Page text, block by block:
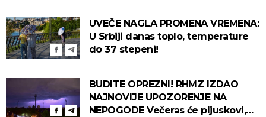
UVEČE NAGLA PROMENA VREMENA:
U Srbiji danas toplo, temperature
do 37 stepeni!
BUDITE OPREZNI! RHMZ IZDAO
NAJNOVIJE UPOZORENJE NA
NEPOGODE Večeras će pljuskovi,